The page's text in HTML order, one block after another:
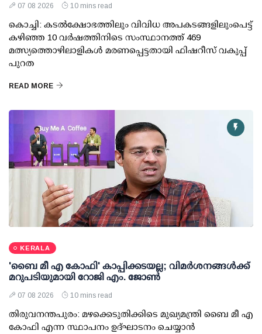
07 08 2026 10 mins read
കൊച്ചി: കടല്‍ക്ഷോഭത്തിലും വിവിധ അപകടങ്ങളിലുംപെട്ട്
കഴിഞ്ഞ 10 വര്‍ഷത്തിനിടെ സംസ്ഥാനത്ത് 469
മത്സ്യത്തൊഴിലാളികള്‍ മരണപ്പെട്ടതായി ഫിഷറീസ് വകുപ്പ്
പുറത
READ MORE
KERALA
'ബൈ മീ എ കോഫി' കാപ്പിക്കടയല്ല; വിമര്‍ശനങ്ങള്‍ക്ക്
മറുപടിയുമായി റോജി എം. ജോണ്‍
07 08 2026 10 mins read
തിരുവനന്തപുരം: മഴക്കെടുതിക്കിടെ മുഖ്യമന്ത്രി ബൈ മീ എ
കോഫി എന്ന സ്ഥാപനം ഉദ്ഘാടനം ചെയ്യാന്‍